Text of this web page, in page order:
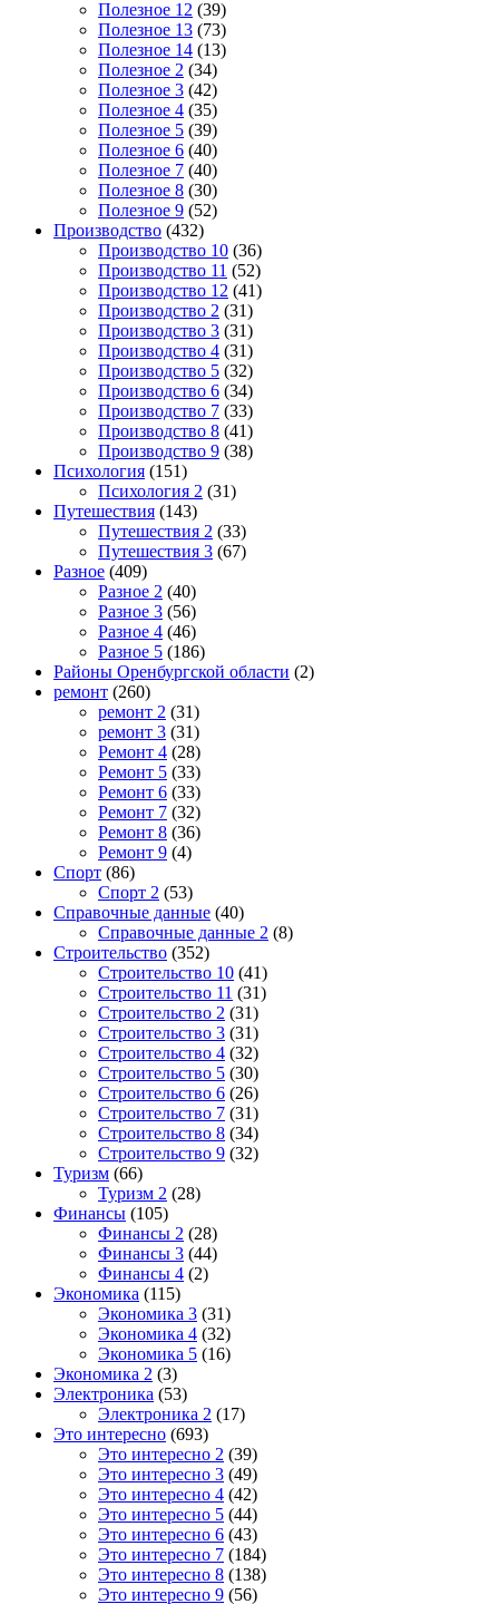
Полезное 12 (39)
Полезное 13 (73)
Полезное 14 (13)
Полезное 2 (34)
Полезное 3 (42)
Полезное 4 (35)
Полезное 5 (39)
Полезное 6 (40)
Полезное 7 (40)
Полезное 8 (30)
Полезное 9 (52)
Производство (432)
Производство 10 (36)
Производство 11 (52)
Производство 12 (41)
Производство 2 (31)
Производство 3 (31)
Производство 4 (31)
Производство 5 (32)
Производство 6 (34)
Производство 7 (33)
Производство 8 (41)
Производство 9 (38)
Психология (151)
Психология 2 (31)
Путешествия (143)
Путешествия 2 (33)
Путешествия 3 (67)
Разное (409)
Разное 2 (40)
Разное 3 (56)
Разное 4 (46)
Разное 5 (186)
Районы Оренбургской области (2)
ремонт (260)
ремонт 2 (31)
ремонт 3 (31)
Ремонт 4 (28)
Ремонт 5 (33)
Ремонт 6 (33)
Ремонт 7 (32)
Ремонт 8 (36)
Ремонт 9 (4)
Спорт (86)
Спорт 2 (53)
Справочные данные (40)
Справочные данные 2 (8)
Строительство (352)
Строительство 10 (41)
Строительство 11 (31)
Строительство 2 (31)
Строительство 3 (31)
Строительство 4 (32)
Строительство 5 (30)
Строительство 6 (26)
Строительство 7 (31)
Строительство 8 (34)
Строительство 9 (32)
Туризм (66)
Туризм 2 (28)
Финансы (105)
Финансы 2 (28)
Финансы 3 (44)
Финансы 4 (2)
Экономика (115)
Экономика 3 (31)
Экономика 4 (32)
Экономика 5 (16)
Экономика 2 (3)
Электроника (53)
Электроника 2 (17)
Это интересно (693)
Это интересно 2 (39)
Это интересно 3 (49)
Это интересно 4 (42)
Это интересно 5 (44)
Это интересно 6 (43)
Это интересно 7 (184)
Это интересно 8 (138)
Это интересно 9 (56)